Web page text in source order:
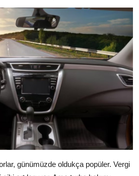
günümüzde oldukça popüler. Vergi